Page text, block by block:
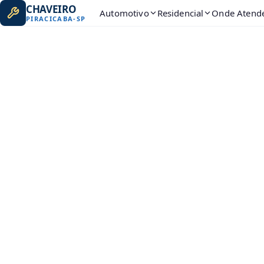
CHAVEIRO
PIRACICABA-SP Automotivo Residencial Onde